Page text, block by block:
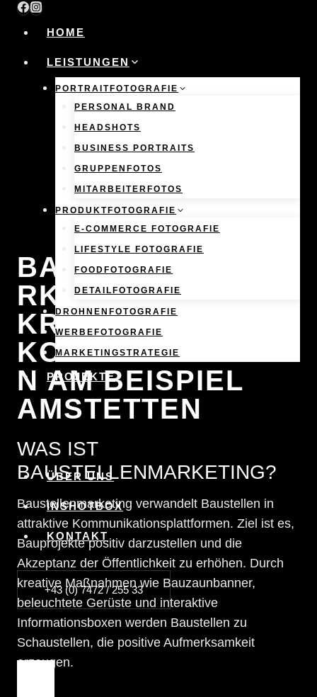
Skip
HOME
LEISTUNGEN
PORTRAITFOTOGRAFIE
PERSONAL BRAND
HEADSHOTS
BUSINESS PORTRAITS
GRUPPENFOTOS
MITARBEITERFOTOS
PRODUKTFOTOGRAFIE
E-COMMERCE FOTOGRAFIE
LIFESTYLE FOTOGRAFIE
FOODFOTOGRAFIE
DETAILFOTOGRAFIE
DROHNENFOTOGRAFIE
WERBEFOTOGRAFIE
MARKETINGSTRATEGIE
PROJEKTE
ÜBER UNS
INSHOTBOX
KONTAKT
+43 (0) 7472 / 255 33
BAUSTELLENMA
RKETING:
KREATIVE
KOMMUNIKATIO
N AM BEISPIEL
AMSTETTEN
WAS IST
BAUSTELLENMARKETING?
Baustellenmarketing verwandelt Baustellen in
attraktive Kommunikationsplattformen. Ziel ist es,
Bauprojekte positiv darzustellen und die
Akzeptanz der Öffentlichkeit zu erhöhen. Durch
kreative Maßnahmen wie Bauzaunbanner,
beleuchtete Gerüste und interaktive
Informationsboxen werden Baustellen zu
Schaustellen, die positive Aufmerksamkeit
erzeugen​.